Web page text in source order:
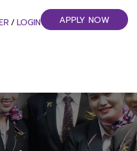
/ LOGIN APPLY NOW